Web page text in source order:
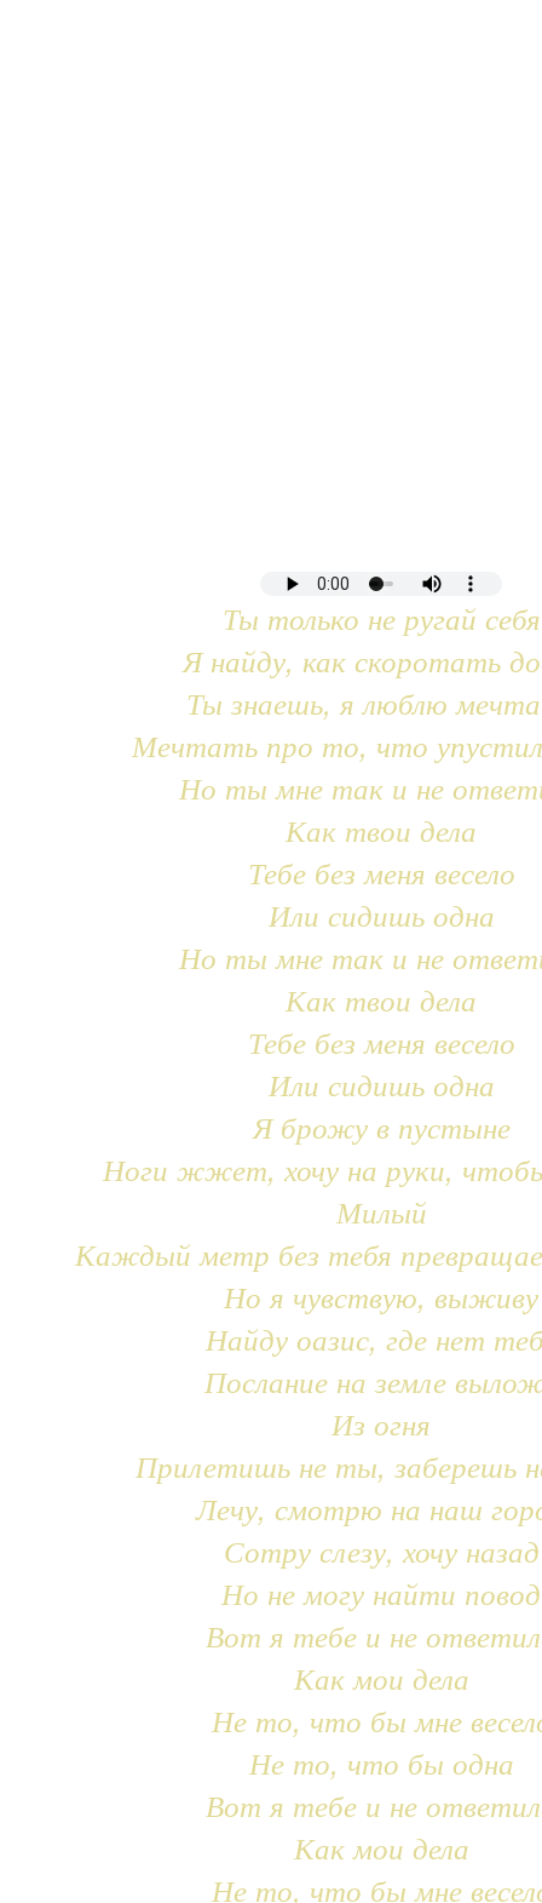
Ты только не ругай себя
Я найду, как скоротать
Ты знаешь, я люблю
Мечтать про то, что
Но ты мне так и не
Как твои дела
Тебе без меня весело
Или сидишь одна
Но ты мне так и не
Как твои дела
Тебе без меня весело
Или сидишь одна
Я брожу в пустыне
Ноги жжет, хочу на руки,
Милый
Каждый метр без тебя
Но я чувствую, выживу
Найду оазис, где нет
Послание на земле
Из огня
Прилетишь не ты, заберешь
Лечу, смотрю на наш
Сотру слезу, хочу назад
Но не могу найти повод
Вот я тебе и не
Как мои дела
Не то, что бы мне
Не то, что бы одна
Вот я тебе и не
Как мои дела
Не то, что бы мне